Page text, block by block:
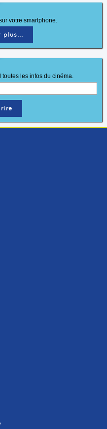
votre smartphone.
plus...
les infos du cinéma.